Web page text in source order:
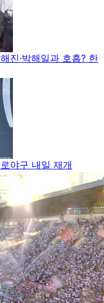
진·박해일과 호흡? 한
야구 내일 재개